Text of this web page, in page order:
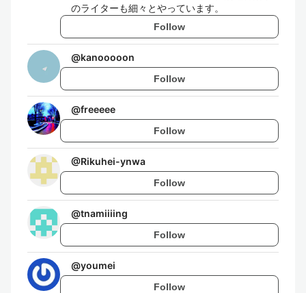
のライターも細々とやっています。
Follow
@kanooooon
Follow
@freeeee
Follow
@Rikuhei-ynwa
Follow
@tnamiiiing
Follow
@youmei
Follow